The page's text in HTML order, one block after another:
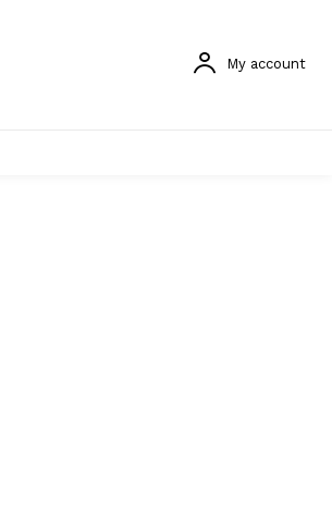
My account